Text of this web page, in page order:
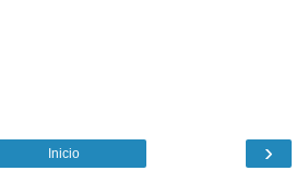
›
Inicio